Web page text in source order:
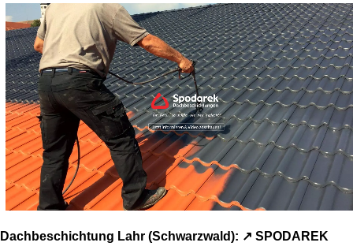
Dachbeschichtung Lahr (Schwarzwald): ↗️ SPODAREK